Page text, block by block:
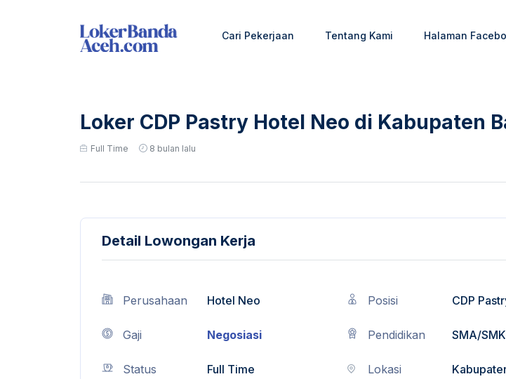
Cari Pekerjaan Tentang Kami Halaman
Loker CDP Pastry Hotel Neo di Kabupaten
Full Time 8 bulan lalu
Detail Lowongan Kerja
Perusahaan Hotel Neo Posisi CDP
Gaji Negosiasi Pendidikan SMA/
Status Full Time Lokasi